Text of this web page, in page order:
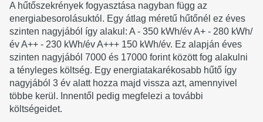
A hűtőszekrények fogyasztása nagyban függ az
energiabesorolásuktól. Egy átlag méretű hűtőnél ez éves
szinten nagyjából így alakul: A - 350 kWh/év A+ - 280 kWh/
év A++ - 230 kWh/év A+++ 150 kWh/év. Ez alapján éves
szinten nagyjából 7000 és 17000 forint között fog alakulni
a tényleges költség. Egy energiatakarékosabb hűtő így
nagyjából 3 év alatt hozza majd vissza azt, amennyivel
többe kerül. Innentől pedig megfelezi a további
költségeidet.